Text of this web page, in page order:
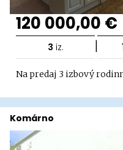
120 000,00 €
3 iz. |
Na predaj 3 izbový
Komárno